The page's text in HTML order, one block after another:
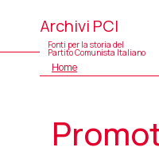
Archivi PCI
Fonti per la storia del
Partito Comunista Italiano
Home